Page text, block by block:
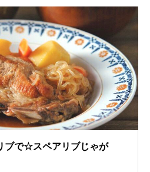
ブで☆スペアリブじゃが